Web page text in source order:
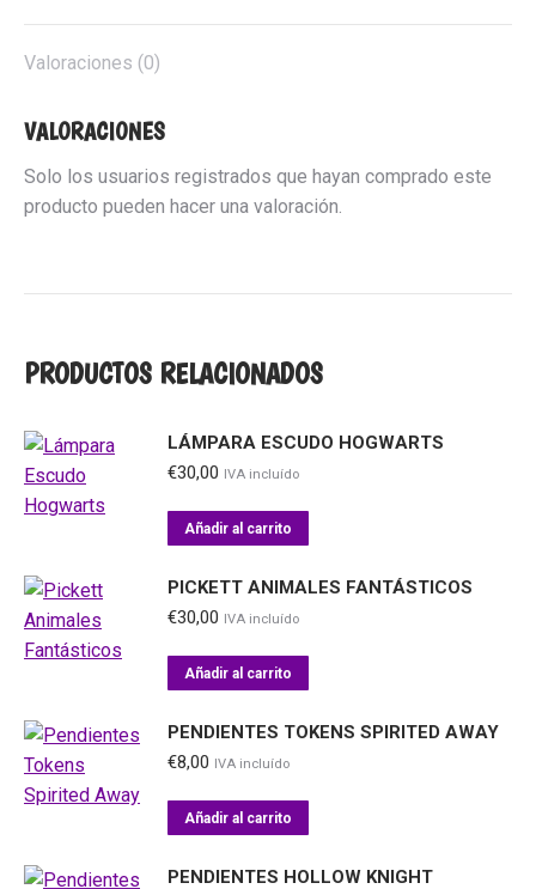
Valoraciones (0)
VALORACIONES
Solo los usuarios registrados que hayan comprado este
producto pueden hacer una valoración.
PRODUCTOS RELACIONADOS
LÁMPARA ESCUDO HOGWARTS
€30,00 IVA incluído
Añadir al carrito
PICKETT ANIMALES FANTÁSTICOS
€30,00 IVA incluído
Añadir al carrito
PENDIENTES TOKENS SPIRITED AWAY
€8,00 IVA incluído
Añadir al carrito
PENDIENTES HOLLOW KNIGHT